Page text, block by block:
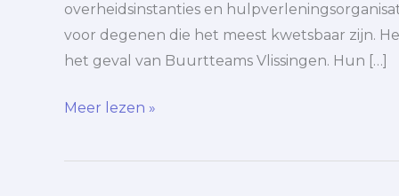
overheidsinstanties en
voor degenen die het meest kwetsbaar zijn.
het geval van Buurtteams Vlissingen. Hun […]
Meer lezen »